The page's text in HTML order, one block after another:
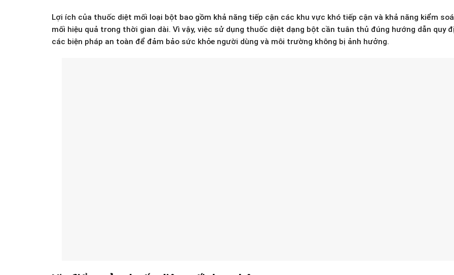
Lợi ích của thuốc diệt mối loại bột bao gồm khả năng tiếp cận các khu vực khó tiếp cận và khả năng kiểm
mối hiệu quả trong thời gian dài. Vì vậy, việc sử dụng thuốc diệt dạng bột cần tuân thủ đúng hướng dẫn quy
các biện pháp an toàn để đảm bảo sức khỏe người dùng và môi trường không bị ảnh hưởng.